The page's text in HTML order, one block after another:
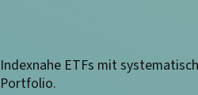
Indexnahe ETFs mit
Portfolio.